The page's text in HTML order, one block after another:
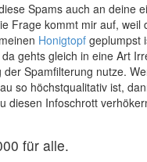
Spams auch an deine
Frage kommt mir auf, weil
Honigtopf geplumpst
gehts gleich in eine Art
der Spamfilterung nutze.
so höchstqualitativ ist,
diesen Infoschrott
für alle.